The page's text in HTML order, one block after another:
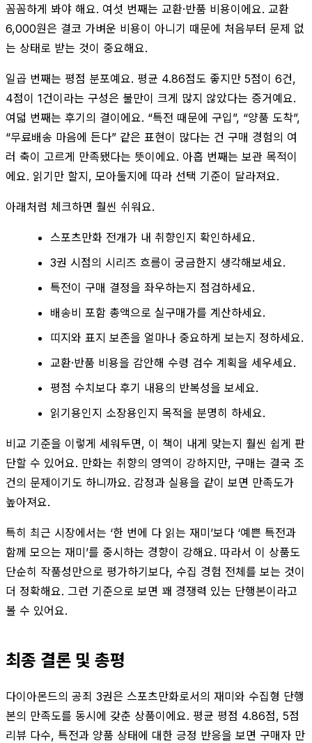
꼼꼼하게 봐야 해요. 여섯 번째는 교환·반품 비용이에요. 교환
6,000원은 결코 가벼운 비용이 아니기 때문에 처음부터 문제 없
는 상태로 받는 것이 중요해요.
일곱 번째는 평점 분포예요. 평균 4.86점도 좋지만 5점이 6건,
4점이 1건이라는 구성은 불만이 크게 많지 않았다는 증거예요.
여덟 번째는 후기의 결이에요. “특전 때문에 구입”, “양품 도착”,
“무료배송 마음에 든다” 같은 표현이 많다는 건 구매 경험의 여
러 축이 고르게 만족됐다는 뜻이에요. 아홉 번째는 보관 목적이
에요. 읽기만 할지, 모아둘지에 따라 선택 기준이 달라져요.
아래처럼 체크하면 훨씬 쉬워요.
스포츠만화 전개가 내 취향인지 확인하세요.
3권 시점의 시리즈 흐름이 궁금한지 생각해보세요.
특전이 구매 결정을 좌우하는지 점검하세요.
배송비 포함 총액으로 실구매가를 계산하세요.
띠지와 표지 보존을 얼마나 중요하게 보는지 정하세요.
교환·반품 비용을 감안해 수령 검수 계획을 세우세요.
평점 수치보다 후기 내용의 반복성을 보세요.
읽기용인지 소장용인지 목적을 분명히 하세요.
비교 기준을 이렇게 세워두면, 이 책이 내게 맞는지 훨씬 쉽게 판
단할 수 있어요. 만화는 취향의 영역이 강하지만, 구매는 결국 조
건의 문제이기도 하니까요. 감정과 실용을 같이 보면 만족도가
높아져요.
특히 최근 시장에서는 ‘한 번에 다 읽는 재미’보다 ‘예쁜 특전과
함께 모으는 재미’를 중시하는 경향이 강해요. 따라서 이 상품도
단순히 작품성만으로 평가하기보다, 수집 경험 전체를 보는 것이
더 정확해요. 그런 기준으로 보면 꽤 경쟁력 있는 단행본이라고
볼 수 있어요.
최종 결론 및 총평
다이아몬드의 공죄 3권은 스포츠만화로서의 재미와 수집형 단행
본의 만족도를 동시에 갖춘 상품이에요. 평균 평점 4.86점, 5점
리뷰 다수, 특전과 양품 상태에 대한 긍정 반응을 보면 구매자 만